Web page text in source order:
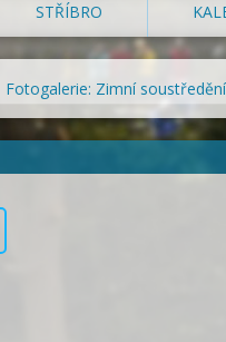
STŘÍBRO
Fotogalerie: Zimní